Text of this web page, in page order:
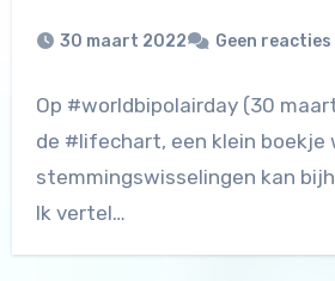
30 maart 2022 Geen reacties
Op #worldbipolairday (30
de #lifechart, een klein boekje
stemmingswisselingen kan
Ik vertel…